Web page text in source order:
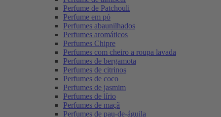
Perfume de Patchouli
Perfume em pó
Perfumes abaunilhados
Perfumes aromáticos
Perfumes Chipre
Perfumes com cheiro a roupa lavada
Perfumes de bergamota
Perfumes de citrinos
Perfumes de coco
Perfumes de jasmim
Perfumes de lírio
Perfumes de maçã
Perfumes de pau-de-águila